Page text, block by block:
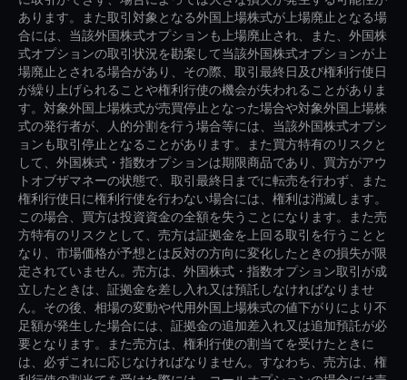
あります。また取引対象となる外国上場株式が上場廃止となる場
合には、当該外国株式オプションも上場廃止され、また、外国株
式オプションの取引状況を勘案して当該外国株式オプションが上
場廃止とされる場合があり、その際、取引最終日及び権利行使日
が繰り上げられることや権利行使の機会が失われることがありま
す。対象外国上場株式が売買停止となった場合や対象外国上場株
式の発行者が、人的分割を行う場合等には、当該外国株式オプシ
ョンも取引停止となることがあります。また買方特有のリスクと
して、外国株式・指数オプションは期限商品であり、買方がアウ
トオブザマネーの状態で、取引最終日までに転売を行わず、また
権利行使日に権利行使を行わない場合には、権利は消滅します。
この場合、買方は投資資金の全額を失うことになります。また売
方特有のリスクとして、売方は証拠金を上回る取引を行うことと
なり、市場価格が予想とは反対の方向に変化したときの損失が限
定されていません。売方は、外国株式・指数オプション取引が成
立したときは、証拠金を差し入れ又は預託しなければなりませ
ん。その後、相場の変動や代用外国上場株式の値下がりにより不
足額が発生した場合には、証拠金の追加差入れ又は追加預託が必
要となります。また売方は、権利行使の割当てを受けたときに
は、必ずこれに応じなければなりません。すなわち、売方は、権